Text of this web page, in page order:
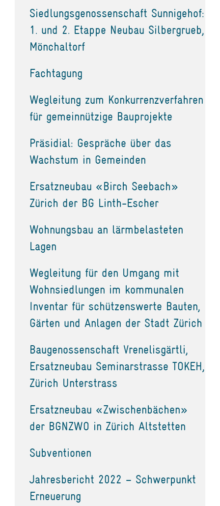
Siedlungsgenossenschaft Sunnigehof:
1. und 2. Etappe Neubau Silbergrueb,
Mönchaltorf
Fachtagung
Wegleitung zum Konkurrenzverfahren
für gemeinnützige Bauprojekte
Präsidial: Gespräche über das
Wachstum in Gemeinden
Ersatzneubau «Birch Seebach»
Zürich der BG Linth-Escher
Wohnungsbau an lärmbelasteten
Lagen
Wegleitung für den Umgang mit
Wohnsiedlungen im kommunalen
Inventar für schützenswerte Bauten,
Gärten und Anlagen der Stadt Zürich
Baugenossenschaft Vrenelisgärtli,
Ersatzneubau Seminarstrasse TOKEH,
Zürich Unterstrass
Ersatzneubau «Zwischenbächen»
der BGNZWO in Zürich Altstetten
Subventionen
Jahresbericht 2022 – Schwerpunkt
Erneuerung